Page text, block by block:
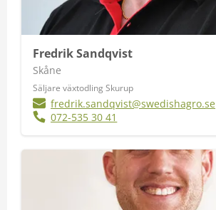
Fredrik Sandqvist
Skåne
Säljare växtodling Skurup
fredrik.sandqvist@swedishagro.se
072-535 30 41